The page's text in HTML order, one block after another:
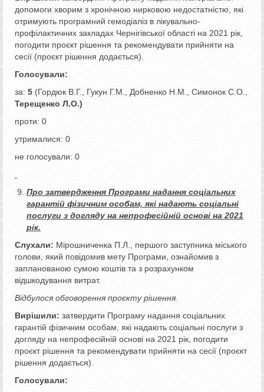
допомоги хворим з хронічною нирковою недостатністю, які
отримують програмний гемодіаліз в лікувально-
профілактичних закладах Чернігівської області на 2021 рік,
погодити проєкт рішення та рекомендувати прийняти на
сесії (проєкт рішення додається).
Голосували:
за: 5 (Гордюк В.Г., Гукун Г.М., Добненко Н.М., Симонок С.О.,
Терещенко Л.О.)
проти: 0
утрималися: 0
не голосували: 0
Про затвердження Програми надання соціальних
гарантій фізичним особам, які надають соціальні
послуги з догляду на непрофесійній основі на 2021
рік.
Слухали: Мірошниченка П.Л., першого заступника міського
голови, який повідомив мету Програми, ознайомив з
запланованою сумою коштів та з розрахунком
відшкодування витрат.
Відбулося обговорення проєкту рішення.
Вирішили: затвердити Програму надання соціальних
гарантій фізичним особам, які надають соціальні послуги з
догляду на непрофесійній основі на 2021 рік, погодити
проєкт рішення та рекомендувати прийняти на сесії (проєкт
рішення додається).
Голосували: